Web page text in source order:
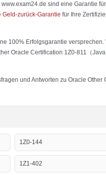
sind eine Garantie
Geld-zurück-Garantie für Ihre
100% Erfolgsgarantie
Oracle Certification 1Z0-811（
und Antworten zu Oracle
1Z0-144
1Z1-402